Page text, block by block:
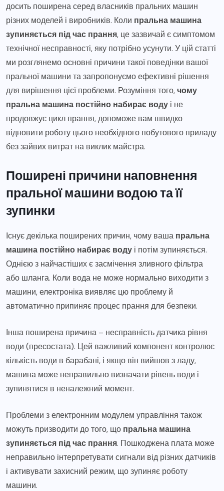
досить поширена серед власників пральних машин
різних моделей і виробників. Коли пральна машина
зупиняється під час прання, це зазвичай є симптомом
технічної несправності, яку потрібно усунути. У цій статті
ми розглянемо основні причини такої поведінки вашої
пральної машини та запропонуємо ефективні рішення
для вирішення цієї проблеми. Розуміння того,чому
пральна машина постійно набирає воду і не
продовжує цикл прання, допоможе вам швидко
відновити роботу цього необхідного побутового приладу
без зайвих витрат на виклик майстра.
Поширені причини наповнення
пральної машини водою та її
зупинки
Існує декілька поширених причин, чому ваша пральна
машина постійно набирає воду і потім зупиняється.
Однією з найчастіших є засмічення зливного фільтра
або шланга. Коли вода не може нормально виходити з
машини, електроніка виявляє цю проблему й
автоматично припиняє процес прання для безпеки.
Інша поширена причина – несправність датчика рівня
води (пресостата). Цей важливий компонент контролює
кількість води в барабані, і якщо він вийшов з ладу,
машина може неправильно визначати рівень води і
зупинятися в неналежний момент.
Проблеми з електронним модулем управління також
можуть призводити до того, що пральна машина
зупиняється під час прання. Пошкоджена плата може
неправильно інтерпретувати сигнали від різних датчиків
і активувати захисний режим, що зупиняє роботу
машини.